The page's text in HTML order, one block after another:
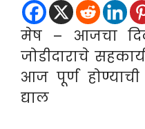
मेष – आजचा
जोडीदाराचे
आज पूर्ण
द्याल